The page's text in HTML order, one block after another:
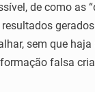
de como as
sem que haja
falsa